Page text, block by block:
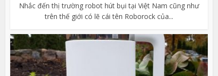
Nhắc đến thị trường robot hút bụi tại Việt Nam cũng như
trên thế giới có lẽ cái tên Roborock của...